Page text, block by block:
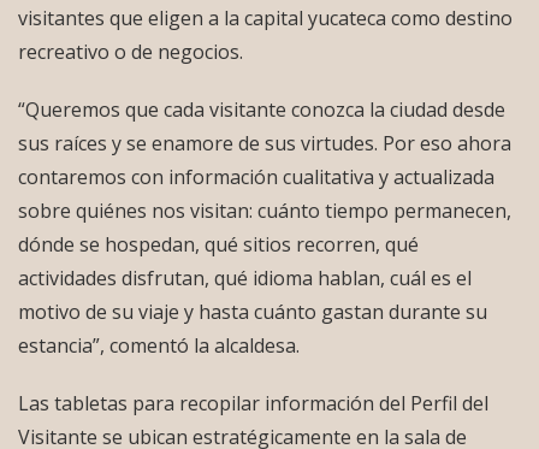
visitantes que eligen a la capital yucateca como destino
recreativo o de negocios.
“Queremos que cada visitante conozca la ciudad desde
sus raíces y se enamore de sus virtudes. Por eso ahora
contaremos con información cualitativa y actualizada
sobre quiénes nos visitan: cuánto tiempo permanecen,
dónde se hospedan, qué sitios recorren, qué
actividades disfrutan, qué idioma hablan, cuál es el
motivo de su viaje y hasta cuánto gastan durante su
estancia”, comentó la alcaldesa.
Las tabletas para recopilar información del Perfil del
Visitante se ubican estratégicamente en la sala de